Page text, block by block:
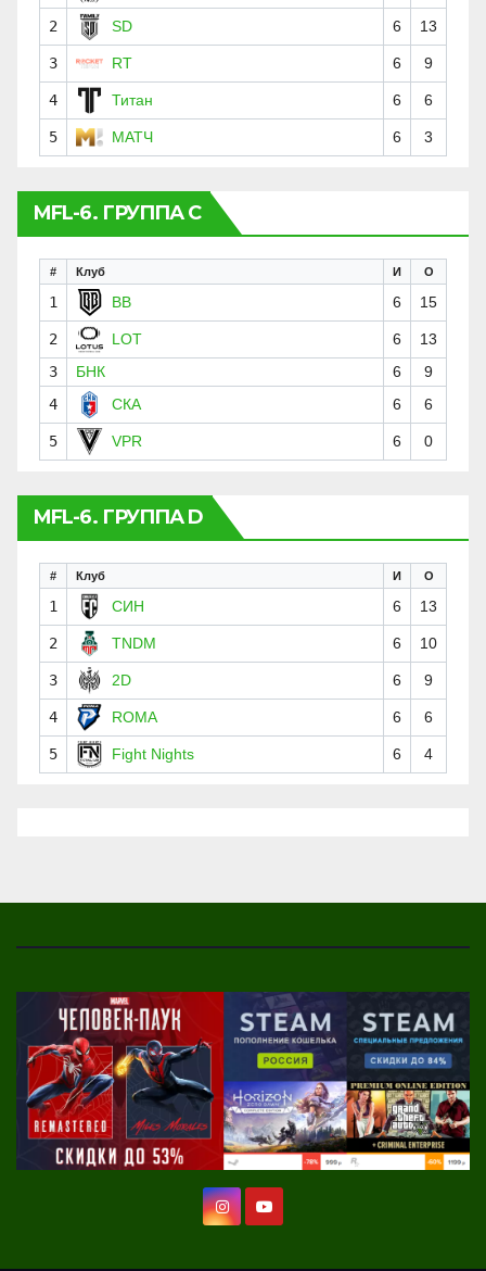
2 SD 6 13
3 RT 6 9
4 Титан 6 6
5 МАТЧ 6 3
MFL-6. ГРУППА C
# Клуб И О
1 BB 6 15
2 LOT 6
13
3
БНК 6
9
4
СКА 6 6
5 VPR 6 0
MFL-6. ГРУППА D
# Клуб И О
1 СИН 6 13
2 TNDM 6 10
3 2D 6 9
4 ROMA 6 6
5 Fight Nights 6 4